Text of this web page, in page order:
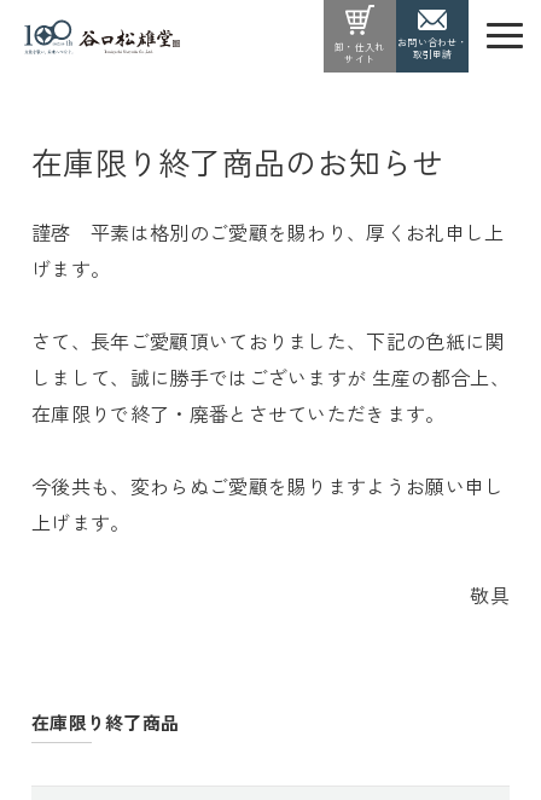
卸・仕入れ
サイト
お問い合わせ・
取引申請
在庫限り終了商品のお知らせ
謹啓 平素は格別のご愛顧を賜わり、厚くお礼申し上
げます。
さて、長年ご愛顧頂いておりました、下記の色紙に関
しまして、誠に勝手ではございますが 生産の都合上、
在庫限りで終了・廃番とさせていただきます。
今後共も、変わらぬご愛顧を賜りますようお願い申し
上げます。
敬具
在庫限り終了商品